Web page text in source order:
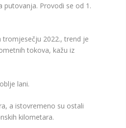
putovanja. Provodi se od 1.
2022., trend je
tokova, kažu iz
lani.
a istovremeno su ostali
kilometara.